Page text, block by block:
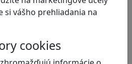
si vášho prehliadania na
cookies